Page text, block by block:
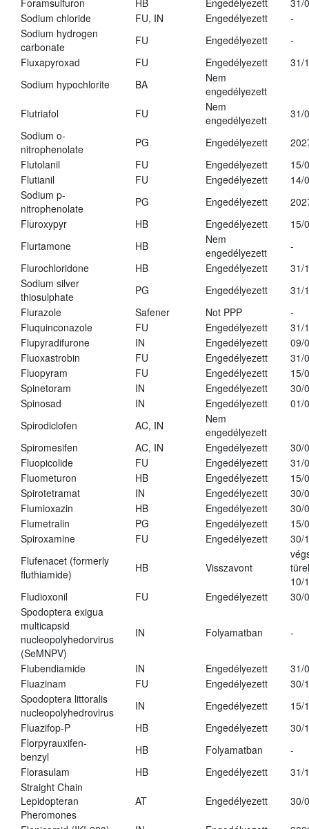
Foramsulfuron HB Engedélyezett
31/
Sodium chloride
FU, IN Engedélyezett
-
Sodium hydrogen
carbonate
FU Engedélyezett
-
Fluxapyroxad
FU Engedélyezett
31/
Sodium hypochlorite
BA
Nem
engedélyezett
Flutriafol
FU
Nem
engedélyezett
31/
Sodium o-
nitrophenolate
PG Engedélyezett
Flutolanil
FU Engedélyezett
15/
Flutianil
FU Engedélyezett
14/
Sodium p-
nitrophenolate
PG Engedélyezett
Fluroxypyr
HB Engedélyezett
15/
Flurtamone
HB
Nem
engedélyezett
-
Flurochloridone
HB Engedélyezett
31/
Sodium silver
thiosulphate
PG Engedélyezett
31/
Flurazole
Safener Not PPP
-
Fluquinconazole
FU Engedélyezett
31/
Flupyradifurone
IN Engedélyezett
09/
Fluoxastrobin
FU Engedélyezett
31/
Fluopyram
FU Engedélyezett
15/
Spinetoram
IN Engedélyezett
30/
Spinosad
IN Engedélyezett
01/
Spirodiclofen
AC, IN
Nem
engedélyezett
Spiromesifen
AC, IN Engedélyezett
30/
Fluopicolide
FU Engedélyezett
31/
Fluometuron
HB Engedélyezett
15/
Spirotetramat
IN Engedélyezett
30/
Flumioxazin
HB Engedélyezett
30/
Flumetralin
PG Engedélyezett
15/
Spiroxamine
FU Engedélyezett
30/
Flufenacet (formerly
fluthiamide)
HB Visszavont
10/
Fludioxonil
FU Engedélyezett
30/
Spodoptera exigua
multicapsid
nucleopolyhedorvirus
(SeMNPV)
IN Folyamatban -
Flubendiamide IN Engedélyezett
31/
Fluazinam
FU Engedélyezett
30/
Spodoptera littoralis
nucleopolyhedrovirus
IN Engedélyezett
15/
Fluazifop-P
HB Engedélyezett
30/
Florpyrauxifen-
benzyl
HB Folyamatban
-
Florasulam
HB Engedélyezett
31/
Straight Chain
Lepidopteran
Pheromones
AT Engedélyezett 30/